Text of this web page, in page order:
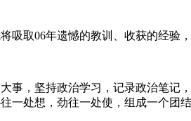
吸取06年遗憾的教训、收获的经
事，坚持政治学习，记录政治笔记
一处想，劲往一处使，组成一个团结